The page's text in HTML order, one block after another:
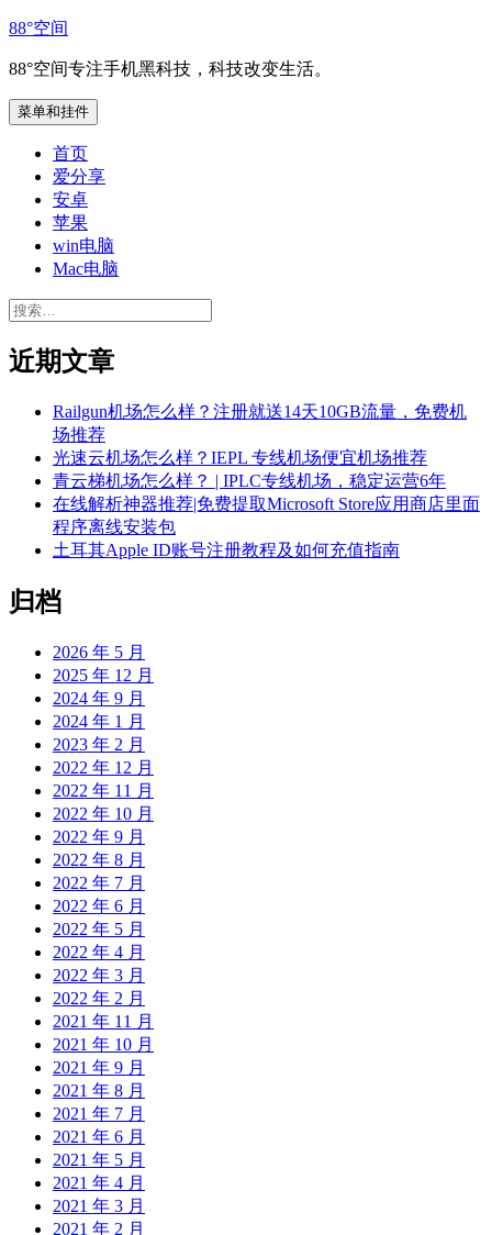
跳
内
容
88°空间
88°空间专注手机黑科技，科技改变生活。
菜单和挂件
首页
爱分享
安卓
苹果
win电脑
Mac电脑
搜
近期文章
Railgun机场怎么样？注册就送14天10GB流量，免费机
场推荐
光速云机场怎么样？IEPL 专线机场便宜机场推荐
青云梯机场怎么样？ | IPLC专线机场，稳定运营6年
在线解析神器推荐|免费提取Microsoft Store应用商店里面
程序离线安装包
土耳其Apple ID账号注册教程及如何充值指南
归档
2026 年 5 月
2025 年 12 月
2024 年 9 月
2024 年 1 月
2023 年 2 月
2022 年 12 月
2022 年 11 月
2022 年 10 月
2022 年 9 月
2022 年 8 月
2022 年 7 月
2022 年 6 月
2022 年 5 月
2022 年 4 月
2022 年 3 月
2022 年 2 月
2021 年 11 月
2021 年 10 月
2021 年 9 月
2021 年 8 月
2021 年 7 月
2021 年 6 月
2021 年 5 月
2021 年 4 月
2021 年 3 月
2021 年 2 月